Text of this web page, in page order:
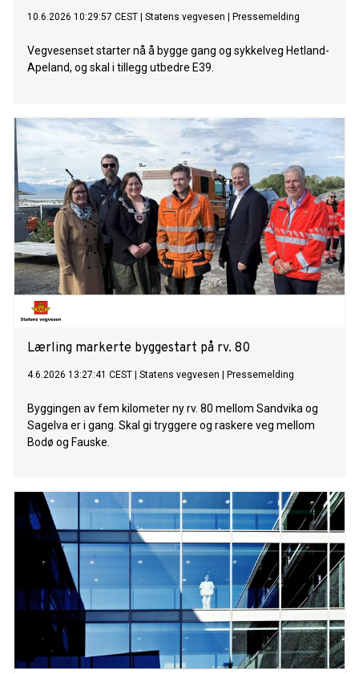
10.6.2026 10:29:57 CEST Statens vegvesen Pressemelding
Vegvesenset starter nå å bygge gang og sykkelveg Hetland-
Apeland, og skal i tillegg utbedre E39.
Lærling markerte byggestart på rv. 80
4.6.2026 13:27:41 CEST Statens vegvesen Pressemelding
Byggingen av fem kilometer ny rv. 80 mellom Sandvika og
Sagelva er i gang. Skal gi tryggere og raskere veg mellom
Bodø og Fauske.